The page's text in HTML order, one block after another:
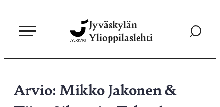
sisältöön
Jyväskylän
Ylioppilaslehti
Siirry
Arvio: Mikko Jakonen &